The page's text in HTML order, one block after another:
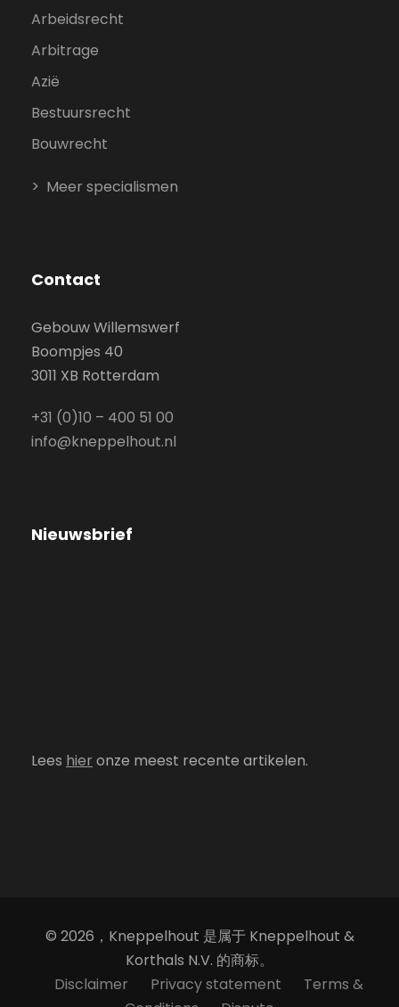
Arbeidsrecht
Arbitrage
Azië
Bestuursrecht
Bouwrecht
Meer specialismen
Contact
Gebouw Willemswerf
Boompjes 40
3011 XB Rotterdam
+31 (0)10 – 400 51 00
info@kneppelhout.nl
Nieuwsbrief
Lees hier onze meest recente artikelen.
© 2026，Kneppelhout 是属于 Kneppelhout &
Korthals N.V. 的商标。
Disclaimer
Privacy statement
Terms &